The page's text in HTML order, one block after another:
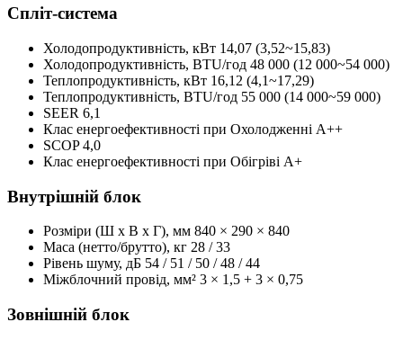
Спліт-система
Холодопродуктивність, кBт 14,07 (3,52~15,83)
Холодопродуктивність, BTU/год 48 000 (12 000~54 000)
Теплопродуктивність, кBт 16,12 (4,1~17,29)
Теплопродуктивність, BTU/год 55 000 (14 000~59 000)
SEER 6,1
Клас енергоефективності при Охолодженні А++
SCOP4,0
Клас енергоефективності при Обігріві А+
Внутрішній блок
Розміри (Ш x В x Г), мм 840 × 290 × 840
Маса (нетто/брутто), кг 28 / 33
Рівень шуму, дБ 54 / 51 / 50 / 48 / 44
Міжблочний провід, мм² 3 × 1,5 + 3 × 0,75
Зовнішній блок